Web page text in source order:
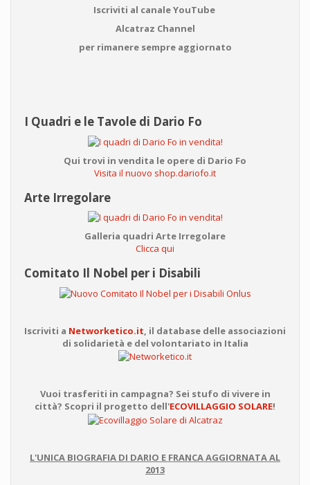
Iscriviti al canale YouTube
Alcatraz Channel
per rimanere sempre aggiornato
I Quadri e le Tavole di Dario Fo
Qui trovi in vendita le opere di Dario Fo
Visita il nuovo shop.dariofo.it
Arte Irregolare
Galleria quadri Arte Irregolare
Clicca qui
Comitato Il Nobel per i Disabili
Iscriviti a Networketico.it , il database delle associazioni
di solidarietà e del volontariato in Italia
Vuoi trasferiti in campagna? Sei stufo di vivere in
città? Scopri il progetto dell'ECOVILLAGGIO SOLARE!
L'UNICA BIOGRAFIA DI DARIO E FRANCA AGGIORNATA AL
2013